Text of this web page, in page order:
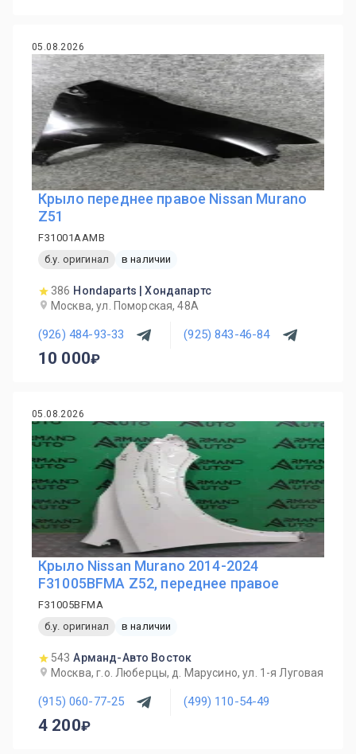
05.08.2026
Крыло переднее правое Nissan Murano
Z51
F31001AAMB
б.у. оригинал
в наличии
386 Hondaparts | Хондапартс
Москва, ул. Поморская, 48А
(926) 484-93-33 (925) 843-46-84
10 000
05.08.2026
Крыло Nissan Murano 2014-2024
F31005BFMA Z52, переднее правое
F31005BFMA
б.у. оригинал
в наличии
543 Арманд-Авто Восток
Москва, г.о. Люберцы, д. Марусино, ул. 1-я Луговая
(915) 060-77-25 (499) 110-54-49
4 200